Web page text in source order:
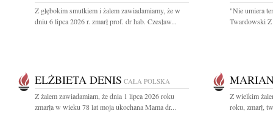
Z głębokim smutkiem i żalem zawiadamiamy, że w
dniu 6 lipca 2026 r. zmarł prof. dr hab. Czesław...
"Nie umiera
Twardowski
ELŻBIETA DENIS CAŁA POLSKA
Z żalem zawiadamiam, że dnia 1 lipca 2026 roku
zmarła w wieku 78 lat moja ukochana Mama dr...
Z wielkim
roku, zmarł,